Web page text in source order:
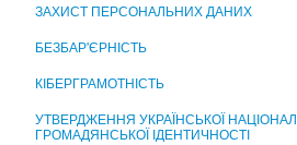
ЗАХИСТ ПЕРСОНАЛЬНИХ ДАНИХ
БЕЗБАР'ЄРНІСТЬ
КІБЕРГРАМОТНІСТЬ
УТВЕРДЖЕННЯ УКРАЇНСЬКОЇ
ГРОМАДЯНСЬКОЇ ІДЕНТИЧНОСТІ